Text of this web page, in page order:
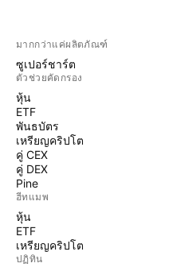
มากกว่าแค่ผลิตภัณฑ์
ซูเปอร์ชาร์ต
ตัวช่วยคัดกรอง
หุ้น
ETF
พันธบัตร
เหรียญคริปโต
คู่ CEX
คู่ DEX
Pine
ฮีทแมพ
หุ้น
ETF
เหรียญคริปโต
ปฏิทิน